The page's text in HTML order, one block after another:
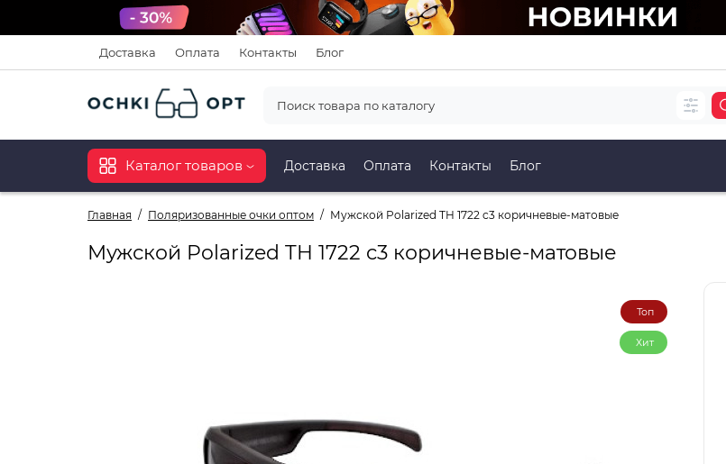
Доставка Оплата Контакты Блог
Каталог товаров Доставка Оплата Контакты Блог
Главная Поляризованные очки оптом Мужской Polarized TH 1722 c3 коричневые-матовые
Мужской Polarized TH 1722 c3 коричневые-матовые
Топ
Хит